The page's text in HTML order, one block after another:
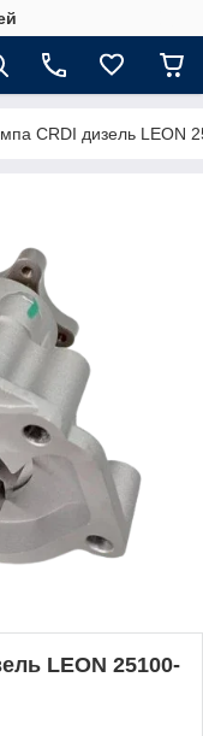
CRDI дизель LEON
LEON 25100-